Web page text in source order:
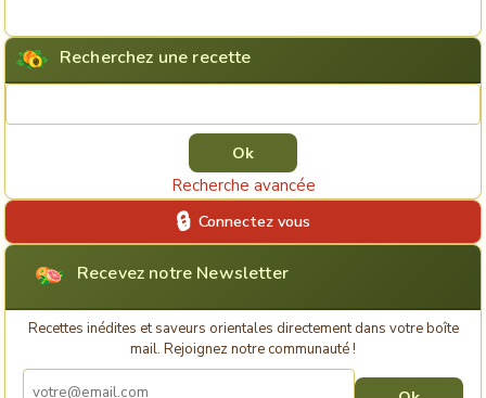
Recherchez une recette
Recherche avancée
Connectez vous
Recevez notre Newsletter
Recettes inédites et saveurs orientales directement dans votre boîte
mail. Rejoignez notre communauté !